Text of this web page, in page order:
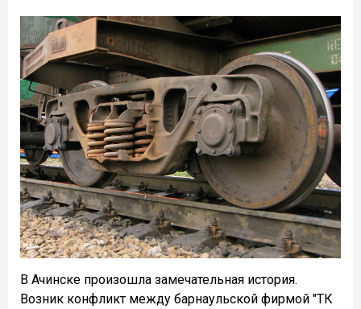
В Ачинске произошла замечательная история.
Возник конфликт между барнаульской фирмой "ТК